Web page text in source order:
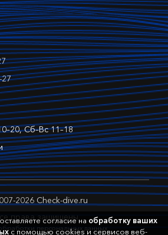
27
Сб–Вс 11–18
2026 Check-dive.ru
права защищены
персональных данных
согласие на обработку ваших
с помощью cookies и сервисов веб-